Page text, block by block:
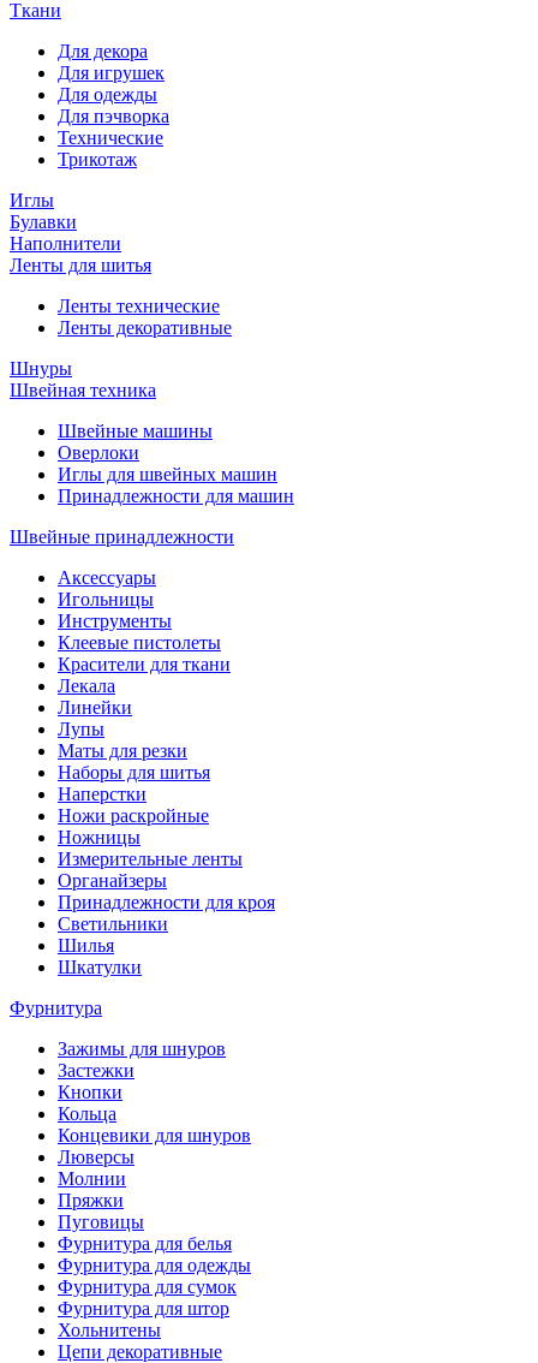
Ткани
Для декора
Для игрушек
Для одежды
Для пэчворка
Технические
Трикотаж
Иглы
Булавки
Наполнители
Ленты для шитья
Ленты технические
Ленты декоративные
Шнуры
Швейная техника
Швейные машины
Оверлоки
Иглы для швейных машин
Принадлежности для машин
Швейные принадлежности
Аксессуары
Игольницы
Инструменты
Клеевые пистолеты
Красители для ткани
Лекала
Линейки
Лупы
Маты для резки
Наборы для шитья
Наперстки
Ножи раскройные
Ножницы
Измерительные ленты
Органайзеры
Принадлежности для кроя
Светильники
Шилья
Шкатулки
Фурнитура
Зажимы для шнуров
Застежки
Кнопки
Кольца
Концевики для шнуров
Люверсы
Молнии
Пряжки
Пуговицы
Фурнитура для белья
Фурнитура для одежды
Фурнитура для сумок
Фурнитура для штор
Хольнитены
Цепи декоративные